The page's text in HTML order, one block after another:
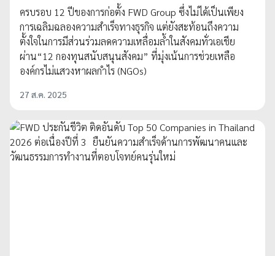
ครบรอบ 12 ปีของการก่อตั้ง FWD Group ซึ่งไม่ได้เป็นเพียง
การเฉลิมฉลองความสำเร็จทางธุรกิจ แต่ยังสะท้อนถึงความ
ตั้งใจในการมีส่วนร่วมลดความเหลื่อมล้ำในสังคมทั่วเอเชีย
ผ่าน“12 กองทุนสนับสนุนสังคม” ที่มุ่งเน้นการช่วยเหลือ
องค์กรไม่แสวงหาผลกำไร (NGOs)
27 ส.ค. 2025